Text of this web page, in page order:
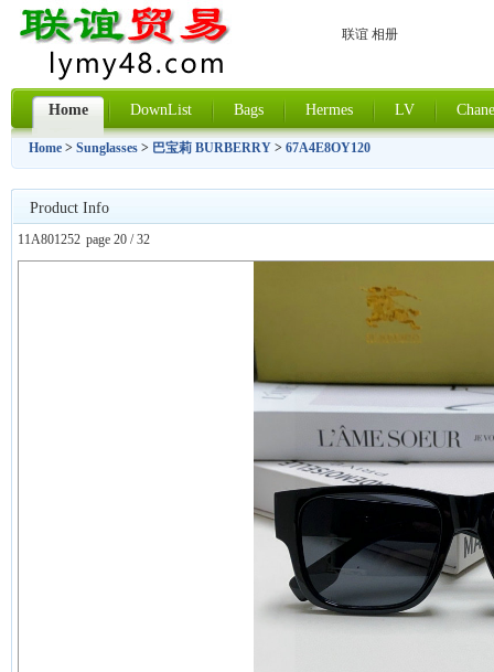
联谊 相册
Home DownList Bags Hermes LV
Home > Sunglasses > 巴宝莉 BURBERRY > 67A4E8OY120
Product Info
11A801252 page 20 / 32